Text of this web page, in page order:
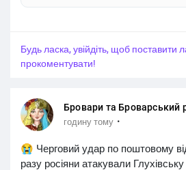
бажання воювати на боці країни-
українські військові та колишні
РФ,
Будь ласка, увійдіть, щоб поставити
прокоментувати!
Бровари та Броварський
годину тому ·
😭 Черговий удар по поштовому
разу росіяни атакували